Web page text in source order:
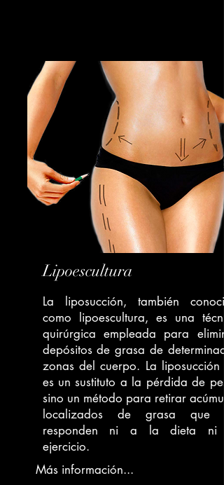
La liposucción, también
como lipoescultura, es una
quirúrgica empleada para
depósitos de grasa de
zonas del cuerpo. La liposucción
es un sustituto a la pérdida de
sino un método para retirar
localizados de grasa que
responden ni a la dieta ni
ejercicio.
Lipoescultura
Más información...